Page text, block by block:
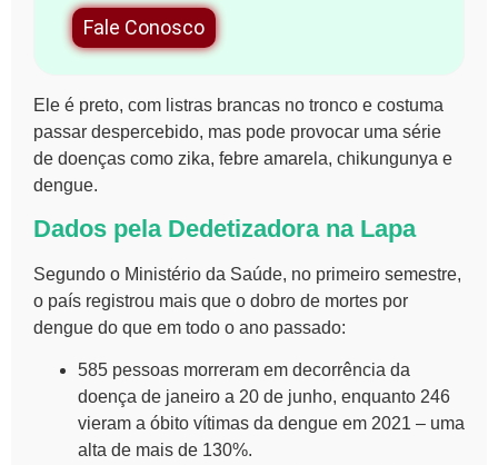
Fale Conosco
Ele é preto, com listras brancas no tronco e costuma
passar despercebido, mas pode provocar uma série
de doenças como zika, febre amarela, chikungunya e
dengue.
Dados pela Dedetizadora na Lapa
Segundo o Ministério da Saúde, no primeiro semestre,
o país registrou mais que o dobro de mortes por
dengue do que em todo o ano passado:
585 pessoas morreram em decorrência da
doença de janeiro a 20 de junho, enquanto 246
vieram a óbito vítimas da dengue em 2021 – uma
alta de mais de 130%.